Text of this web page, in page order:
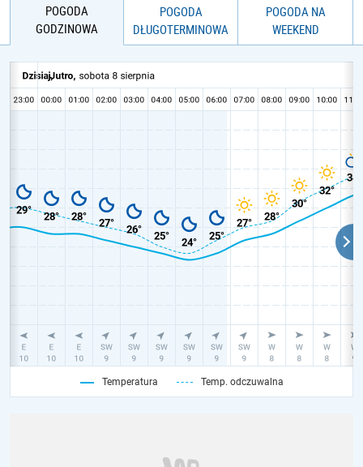
POGODA
GODZINOWA
POGODA
DŁUGOTERMINOWA
POGODA NA
WEEKEND
Temperatura Temp. odczuwalna